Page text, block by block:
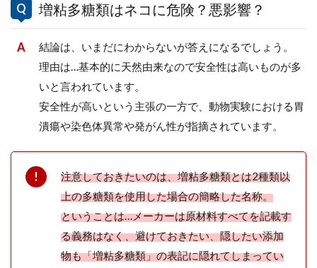
増粘多糖類はネコに危険？悪影響？
結論は、いまだにわからないが答えになるでしょう。
理由は…基本的に天然由来なので安全性は高いものが多
いと言われています。
安全性が高いという主張の一方で、動物実験における胃
潰瘍や染色体異常や発がん性が指摘されています。
注意しておきたいのは、増粘多糖類とは2種類以
上の多糖類を使用した場合の簡略した名称。
ということは…メーカーは原材料すべてを記載す
る義務はなく、避けておきたい、隠したい添加
物も「増粘多糖類」の表記に隠れてしまってい